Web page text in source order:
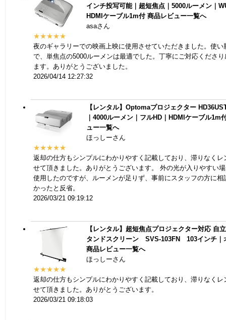
インチ投写可能｜超短焦点｜5000ルーメン｜
HDMIケーブル1m付 商品レビュー一覧へ
asaさん
★★★★★
夜のギャラリーでの映画上映に使用させていただきました。使い
で、単焦点の5000ルーメンは最適でした。丁寧にご対応くださ
ます。ありがとうございました。
2026/04/14 12:27:32
【レンタル】Optomaプロジェクター
｜4000ルーメン｜フルHD｜HDMIケーブル1m
ュー一覧へ
ほっしーさん
★★★★★
返却の仕方もシンプルにわかりやすく記載しており、滞りなくレ
せて頂きました。ありがとうございます。 外の光が入りやすい
使用したのですが、ルーメンが足りず、事前にスタッフの方に相
かったと反省。
2026/03/21 09:19:12
【レンタル】超短焦点プロジェクター対応 自
タンドスクリーン SVS-103FN 103インチ｜
商品レビュー一覧へ
ほっしーさん
★★★★★
返却の仕方もシンプルにわかりやすく記載しており、滞りなくレ
せて頂きました。ありがとうございます。
2026/03/21 09:18:03